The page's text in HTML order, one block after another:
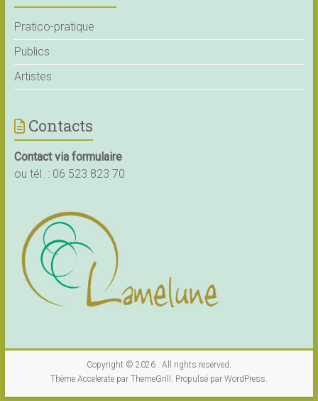
Pratico-pratique
Publics
Artistes
Contacts
Contact via formulaire
ou tél. : 06 523 823 70
Copyright © 2026 . All rights reserved.
Thème Acceleratepar ThemeGrill. Propulsé par WordPress.